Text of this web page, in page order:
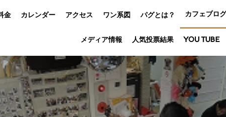
金 カレンダー アクセス ワン系図 パグとは？ カフェブログ
メディア情報 人気投票結果 YOU TUBE